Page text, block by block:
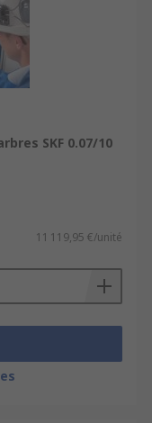
SKF 0.07/10
11 119,95 €/unité